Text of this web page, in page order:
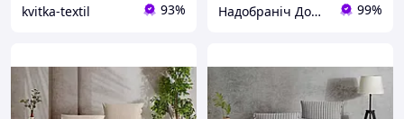
kvitka-textil 93% Надобраніч Домашній Текстиль 99%